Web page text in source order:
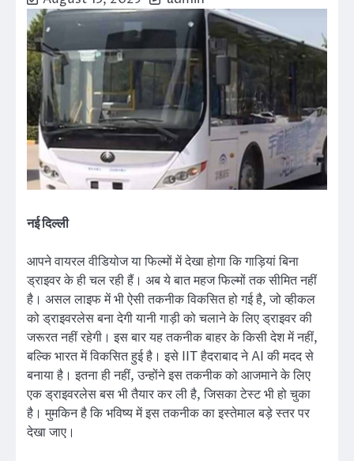
नई दिल्ली
आपने वायरल वीडियोज या फिल्मों में देखा होगा कि गाड़ियां बिना
ड्राइवर के ही चल रही हैं। अब ये बात महज फिल्मों तक सीमित नहीं
है। असल लाइफ में भी ऐसी तकनीक विकसित हो गई है, जो व्हीकल
को ड्राइवरलेस बना देगी यानी गाड़ी को चलाने के लिए ड्राइवर की
जरूरत नहीं रहेगी। इस बार यह तकनीक बाहर के किसी देश में नहीं,
बल्कि भारत में विकसित हुई है। इसे IIT हैदराबाद ने AI की मदद से
बनाया है। इतना ही नहीं, उन्होंने इस तकनीक को आजमाने के लिए
एक ड्राइवरलेस बस भी तैयार कर ली है, जिसका टेस्ट भी हो चुका
है। मुमकिन है कि भविष्य में इस तकनीक का इस्तेमाल बड़े स्तर पर
देखा जाए।